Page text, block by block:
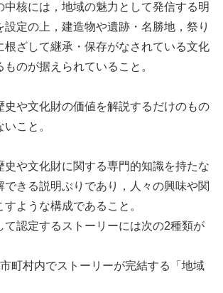
中核には，地域の魅力として発信する明
設定の上，建造物や遺跡・名勝地，祭り
根ざして継承・保存がなされている文化
ものが据えられていること。
史や文化財の価値を解説するだけのもの
こと。
史や文化財に関する専門的知識を持たな
できる説明ぶりであり，人々の興味や関
ような構成であること。
て認定するストーリーには次の2種類が
市町村内でストーリーが完結する「地域